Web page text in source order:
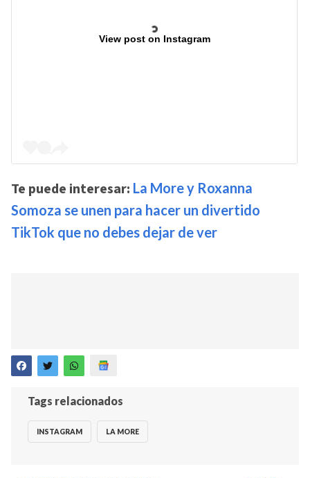
View post on Instagram
Te puede interesar: La More y Roxanna
Somoza se unen para hacer un divertido
TikTok que no debes dejar de ver
Tags relacionados
INSTAGRAM LA MORE